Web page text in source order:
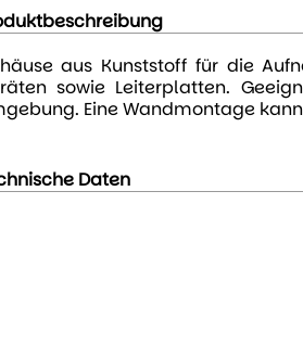
aus Kunststoff für die
sowie Leiterplatten.
Eine Wandmontage
Daten